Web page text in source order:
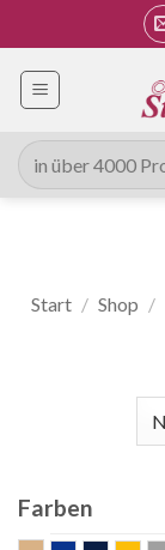
Inhalt
springen
Suche
nach:
Start / Shop /
Farben